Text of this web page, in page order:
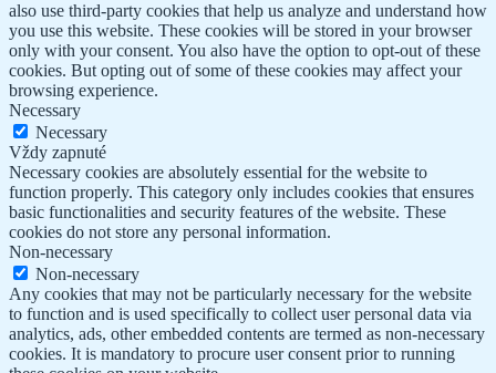
also use third-party cookies that help us analyze and understand how
you use this website. These cookies will be stored in your browser
only with your consent. You also have the option to opt-out of these
cookies. But opting out of some of these cookies may affect your
browsing experience.
Necessary
Necessary
Vždy zapnuté
Necessary cookies are absolutely essential for the website to
function properly. This category only includes cookies that ensures
basic functionalities and security features of the website. These
cookies do not store any personal information.
Non-necessary
Non-necessary
Any cookies that may not be particularly necessary for the website
to function and is used specifically to collect user personal data via
analytics, ads, other embedded contents are termed as non-necessary
cookies. It is mandatory to procure user consent prior to running